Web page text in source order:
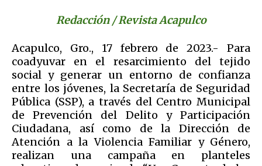
Redacción / Revista Acapulco
Acapulco, Gro., 17 febrero de 2023.- Para
coadyuvar en el resarcimiento del tejido
social y generar un entorno de confianza
entre los jóvenes, la Secretaría de Seguridad
Pública (SSP), a través del Centro Municipal
de Prevención del Delito y Participación
Ciudadana, así como de la Dirección de
Atención a la Violencia Familiar y Género,
realizan una campaña en planteles